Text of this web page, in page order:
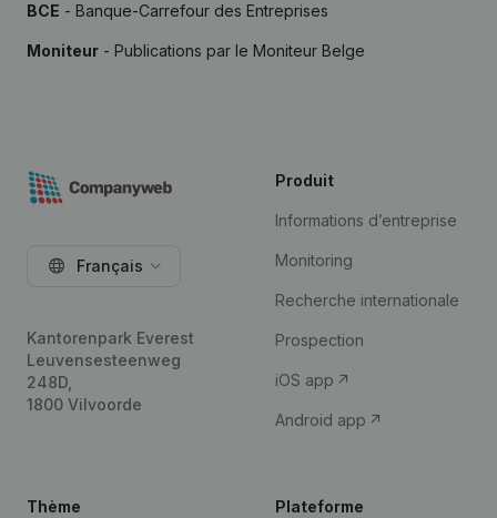
BCE - Banque-Carrefour des Entreprises
Moniteur - Publications par le Moniteur Belge
Français
Kantorenpark Everest
Leuvensesteenweg
248D,
1800 Vilvoorde
Produit
Informations d’entreprise
Monitoring
Recherche internationale
Prospection
iOS app
Android app
Thème Plateforme